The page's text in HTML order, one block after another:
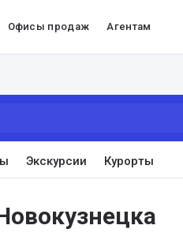
Офисы продаж Агентам
Экскурсии Курорты